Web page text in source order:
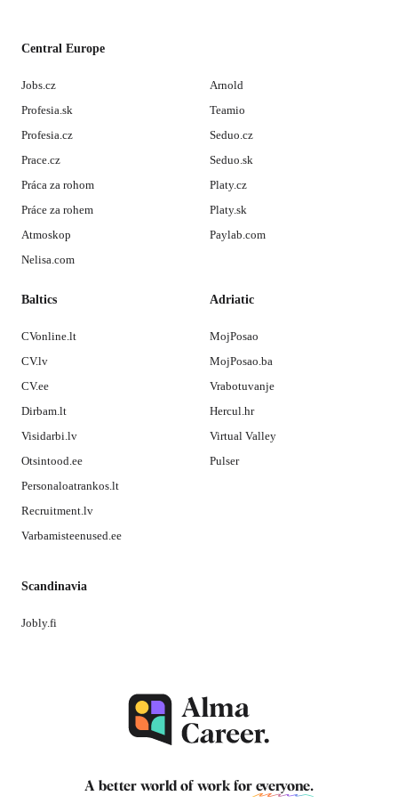
Central Europe
Jobs.cz
Profesia.sk
Profesia.cz
Prace.cz
Práca za rohom
Práce za rohem
Atmoskop
Nelisa.com
Arnold
Teamio
Seduo.cz
Seduo.sk
Platy.cz
Platy.sk
Paylab.com
Baltics
CVonline.lt
CV.lv
CV.ee
Dirbam.lt
Visidarbi.lv
Otsintood.ee
Personaloatrankos.lt
Recruitment.lv
Varbamisteenused.ee
Adriatic
MojPosao
MojPosao.ba
Vrabotuvanje
Hercul.hr
Virtual Valley
Pulser
Scandinavia
Jobly.fi
A better world of work for everyone.